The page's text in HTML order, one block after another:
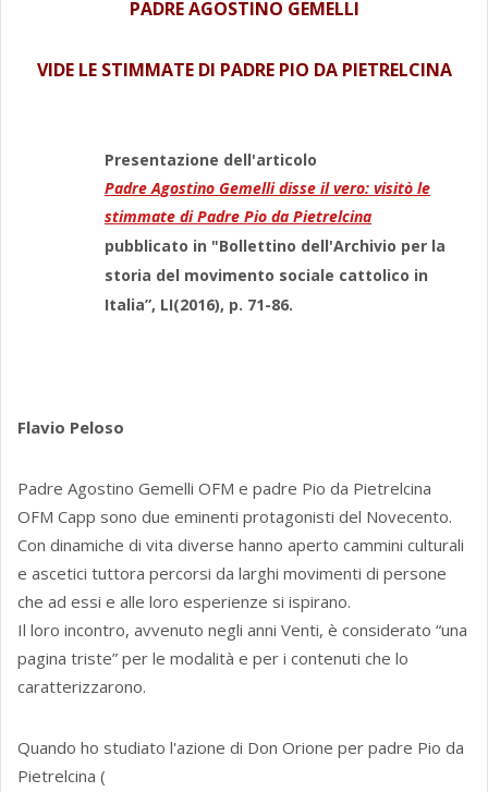
PADRE AGOSTINO GEMELLI
VIDE LE STIMMATE DI PADRE PIO DA PIETRELCINA
Presentazione dell'articolo
Padre Agostino Gemelli disse il vero: visitò le
stimmate di Padre Pio da Pietrelcina
pubblicato in "Bollettino dell'Archivio per la
storia del movimento sociale cattolico in
Italia”, LI(2016), p. 71-86.
Flavio Peloso
Padre Agostino Gemelli OFM e padre Pio da Pietrelcina
OFM Capp sono due eminenti protagonisti del Novecento.
Con dinamiche di vita diverse hanno aperto cammini culturali
e ascetici tuttora percorsi da larghi movimenti di persone
che ad essi e alle loro esperienze si ispirano.
Il loro incontro, avvenuto negli anni Venti, è considerato “una
pagina triste” per le modalità e per i contenuti che lo
caratterizzarono.
Quando ho studiato l'azione di Don Orione per padre Pio da
Pietrelcina (